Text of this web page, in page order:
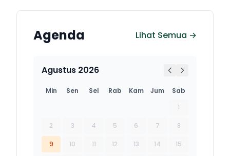
Agenda Lihat Semua →
Agustus 2026
Min Sen Sel Rab Kam Jum
Sab
1
2 3 4 5 6 7 8
9 10 11 12 13 14 15